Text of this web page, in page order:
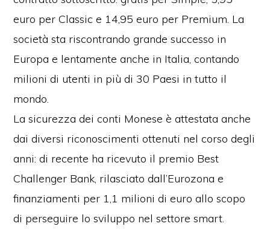
euro per Classic e 14,95 euro per Premium. La
società sta riscontrando grande successo in
Europa e lentamente anche in Italia, contando
milioni di utenti in più di 30 Paesi in tutto il
mondo.
La sicurezza dei conti Monese è attestata anche
dai diversi riconoscimenti ottenuti nel corso degli
anni: di recente ha ricevuto il premio Best
Challenger Bank, rilasciato dall’Eurozona e
finanziamenti per 1,1 milioni di euro allo scopo
di perseguire lo sviluppo nel settore smart.